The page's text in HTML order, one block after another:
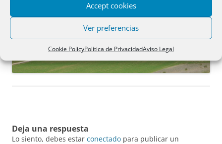
Accept cookies
Ver preferencias
Cookie PolicyPolítica de PrivacidadAviso Legal
Deja una respuesta
Lo siento, debes estar conectado para publicar un